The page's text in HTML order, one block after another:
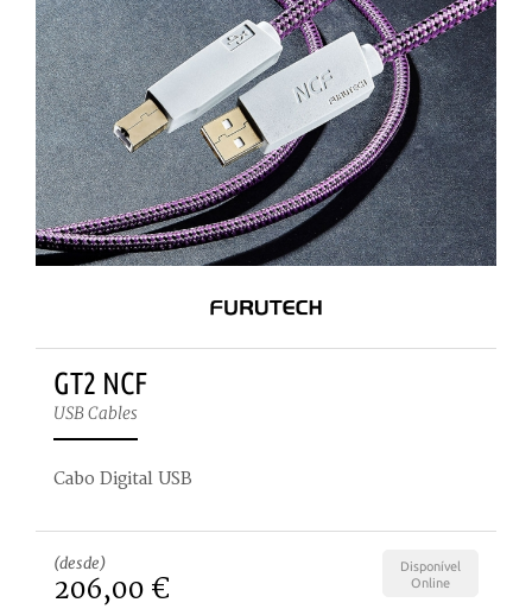
GT2 NCF
USB Cables
Cabo Digital USB
(desde)
206,00 €
Disponível
Online